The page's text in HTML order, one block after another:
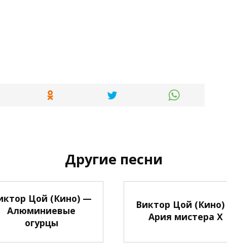
Другие песни
Цой (Кино) —
Алюминиевые
огурцы
Виктор Цой
Ария мистера Х